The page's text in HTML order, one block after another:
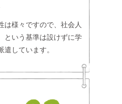
は様々ですので、社会人
という基準は設けずに学
遣しています。